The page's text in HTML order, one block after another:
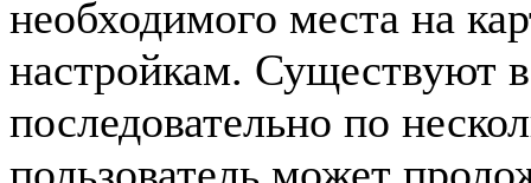
необходимого места на
настройкам. Существуют
последовательно по